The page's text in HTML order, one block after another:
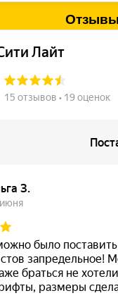
Отзывы